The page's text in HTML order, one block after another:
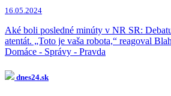
Michal Šimečka
Andrej Danko
Peter Pellegrini(5x)
Zuzana Čaputová(4x)
Robert Kaliňák(4x)
Peter Bárdy
Veronika Remišová
16.05.2024
Aké boli posledné minúty v NR SR:
atentát. „Toto je vaša robota,“ reagoval
Domáce - Správy - Pravda
dnes24.sk